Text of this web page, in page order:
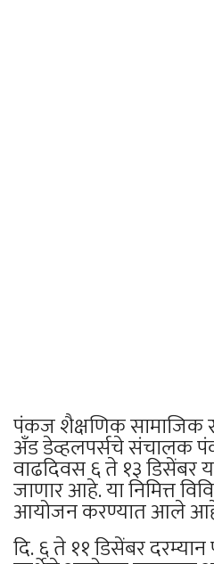
पंकज शैक्षणिक सामाजिक
अँड डेव्हलपर्सचे संचालक
वाढदिवस ६ ते १३ डिसेंबर
जाणार आहे. या निमित्त
आयोजन करण्यात आले
दि. ६ ते ११ डिसेंबर